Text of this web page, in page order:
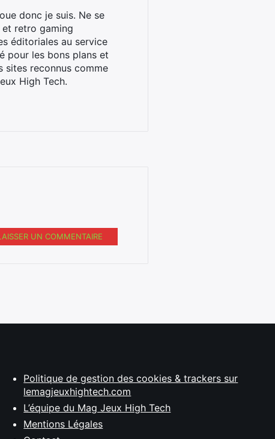
donc je suis. Ne se
et retro gaming
éditoriales au service
pour les bons plans et
sites reconnus comme
High Tech.
UN COMMENTAIRE
Politique de gestion des cookies & trackers sur
lemagjeuxhightech.com
L’équipe du Mag Jeux High Tech
Mentions Légales